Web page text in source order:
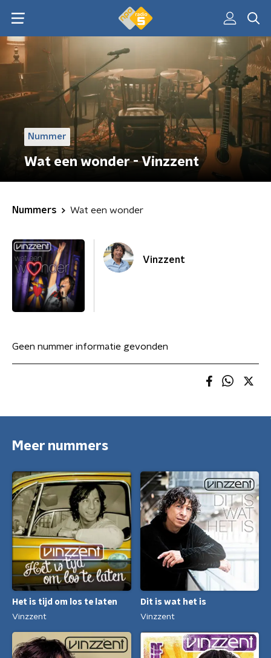
Nummer
Wat een wonder - Vinzzent
Nummers Wat een wonder
Vinzzent
Geen nummer informatie gevonden
Meer nummers
Het is tijd om los te laten
Vinzzent
Dit is wat het is
Vinzzent